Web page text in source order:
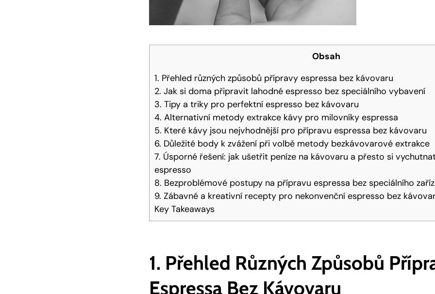
Obsah
1. Přehled různých způsobů přípravy espressa bez kávovaru
2. Jak si ‌doma připravit lahodné espresso bez speciálního vybavení
3. Tipy a triky pro perfektní espresso⁤ bez kávovaru
4. Alternativní metody extrakce kávy pro milovníky espressa
5. Které kávy jsou nejvhodnější ​pro přípravu espressa‍ bez kávovaru
6.⁤ Důležité body k zvážení při volbě metody bezkávovarové extrakce
7.⁢ Úsporné řešení: jak ušetřit peníze na kávovaru a přesto si
espresso
8. Bezproblémové postupy na přípravu espressa bez speciálního
9. Zábavné ⁤a kreativní recepty pro nekonvenční espresso bez
Key Takeaways
1. Přehled Různých Způsobů
Espressa Bez Kávovaru